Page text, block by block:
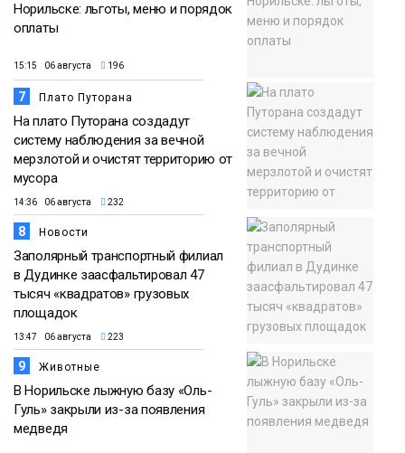
Норильске: льготы, меню и порядок
оплаты
15:15 06 августа 196
7 Плато Путорана
На плато Путорана создадут
систему наблюдения за вечной
мерзлотой и очистят территорию от
мусора
14:36 06 августа 232
8 Новости
Заполярный транспортный филиал
в Дудинке заасфальтировал 47
тысяч «квадратов» грузовых
площадок
13:47 06 августа 223
9 Животные
В Норильске лыжную базу «Оль-
Гуль» закрыли из-за появления
медведя